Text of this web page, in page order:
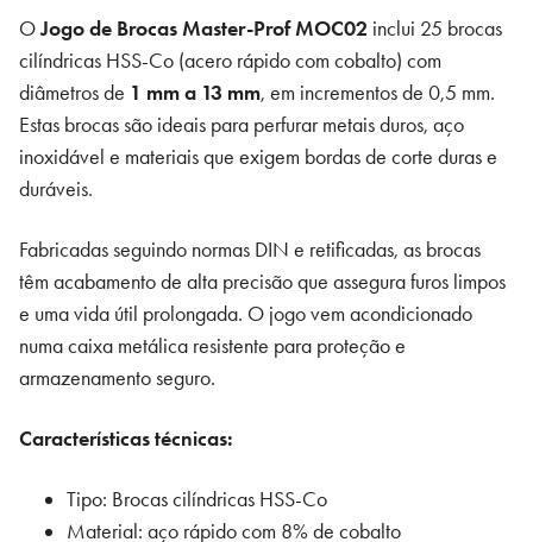
mm
(25
Peças)
–
Master-
Prof
OJogo de Brocas Master-Prof MOC02 inclui 25 brocas
cilíndricas HSS-Co (acero rápido com cobalto) com
diâmetros de 1 mm a 13 mm, em incrementos de 0,5 mm.
Estas brocas são ideais para perfurar metais duros, aço
inoxidável e materiais que exigem bordas de corte duras e
duráveis.
Fabricadas seguindo normas DIN e retificadas, as brocas
têm acabamento de alta precisão que assegura furos limpos
e uma vida útil prolongada. O jogo vem acondicionado
numa caixa metálica resistente para proteção e
armazenamento seguro.
Características técnicas:
Tipo: Brocas cilíndricas HSS-Co
Material: aço rápido com 8% de cobalto